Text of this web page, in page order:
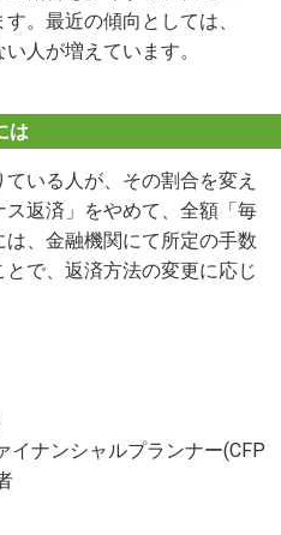
。最近の傾向としては、
人が増えています。
は
ている人が、その割合を変え
返済」をやめて、全額「毎
、金融機関にて所定の手数
で、返済方法の変更に応じ
イナンシャルプランナー(CFP